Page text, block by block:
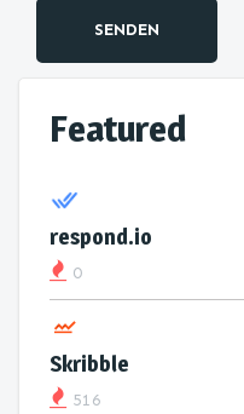
SENDEN
Featured
respond.io
0
Skribble
516